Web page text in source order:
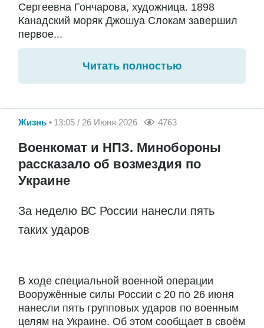
Сергеевна Гончарова, художница. 1898
Канадский моряк Джошуа Слокам завершил
первое...
Читать полностью
Жизнь 13:05 / 26 Июня 2026 4763
Военкомат и НПЗ. Минобороны
рассказало об возмездия по
Украине
За неделю ВС России нанесли пять
таких ударов
В ходе специальной военной операции
Вооружённые силы России с 20 по 26 июня
нанесли пять групповых ударов по военным
целям на Украине. Об этом сообщает в своём